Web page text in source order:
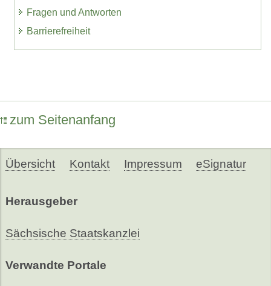
Fragen und Antworten
Barrierefreiheit
zum Seitenanfang
Übersicht Kontakt Impressum eSignatur
Herausgeber
Sächsische Staatskanzlei
Verwandte Portale